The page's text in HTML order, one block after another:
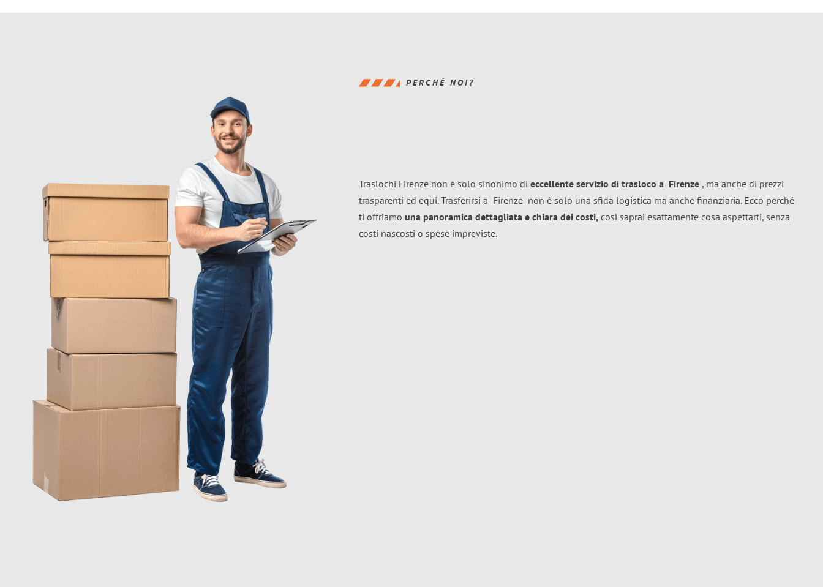
PERCHÉ NOI?
Traslochi Firenze non è solo sinonimo di eccellente servizio di trasloco a Firenze , ma anche di prezzi
trasparenti ed equi. Trasferirsi a Firenze non è solo una sfida logistica ma anche finanziaria. Ecco perché
ti offriamo una panoramica dettagliata e chiara dei costi, così saprai esattamente cosa aspettarti, senza
costi nascosti o spese impreviste.